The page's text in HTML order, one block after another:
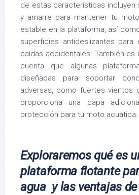
de estas características incluyen
y amarre para mantener tu
estable en la plataforma, así
superficies antideslizantes para
caídas accidentales. También es
cuenta que algunas
diseñadas para soportar
adversas, como fuertes vientos
proporciona una capa
protección para tu moto acuática.
Exploraremos qué es
plataforma flotante
agua y las ventajas